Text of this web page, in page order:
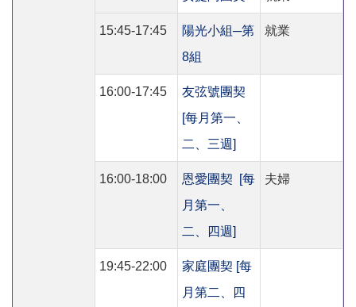
15:45-17:45
陽光小組─第
8組
就業
16:00-17:45
友弦號團契
[每月第一、
二、三週]
16:00-18:00
恩愛團契 [每
月第一、
二、四週]
夫婦
19:45-22:00
家庭團契 [每
月第二、四